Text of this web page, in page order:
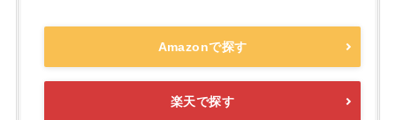
Amazonで探す
楽天で探す